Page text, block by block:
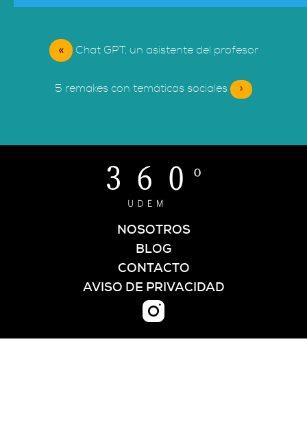
« Chat GPT, un asistente del profesor
5 remakes con temáticas sociales »
NOSOTROS
BLOG
CONTACTO
AVISO DE PRIVACIDAD